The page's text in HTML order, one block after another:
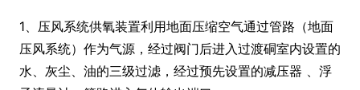
1、压风系统供氧装置利用地面压缩空气通过管路（地面
压风系统）作为气源，经过阀门后进入过渡硐室内设置的
水、灰尘、油的三级过滤，经过预先设置的减压器 、浮